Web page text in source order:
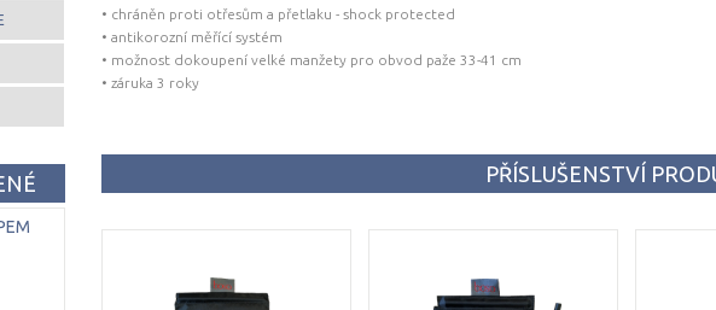
• chráněn proti otřesům a přetlaku - shock protected
• antikorozní měřící systém
• možnost dokoupení velké manžety pro obvod paže 33-41 cm
• záruka 3 roky
PŘÍSLUŠENSTVÍ